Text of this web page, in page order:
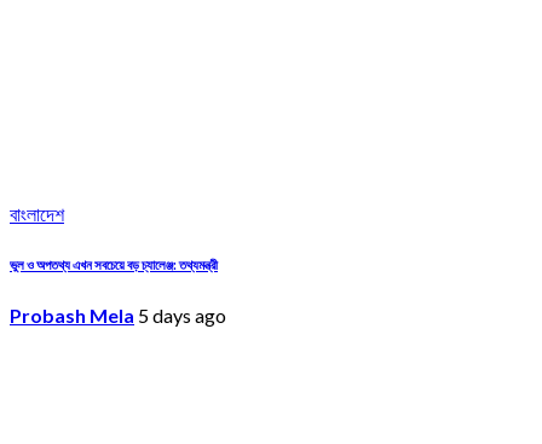
বাংলাদেশ
ভুল ও অপতথ্য এখন সবচেয়ে বড় চ্যালেঞ্জ: তথ্যমন্ত্রী
Probash Mela 5 days ago